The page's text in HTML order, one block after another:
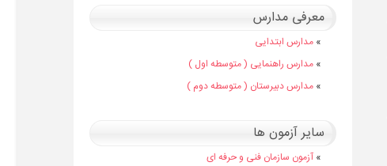
معرفی مدارس
» مدارس ابتدایی
» مدارس راهنمایی ( متوسطه اول )
» مدارس دبیرستان ( متوسطه دوم )
سایر آزمون ها
» آزمون سازمان فنی و حرفه ای